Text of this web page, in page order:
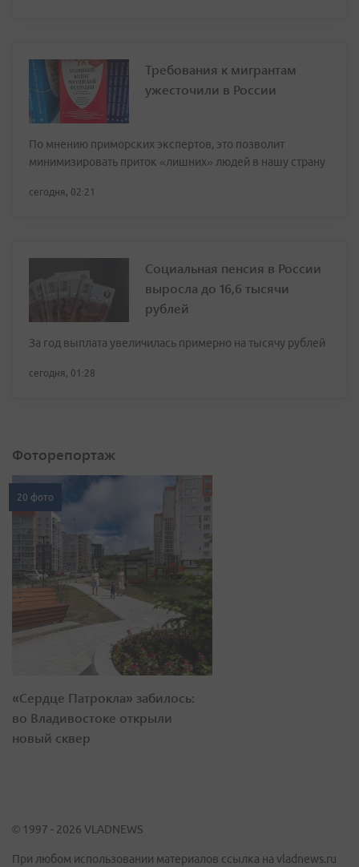
Требования к мигрантам
ужесточили в России
По мнению приморских экспертов, это позволит
минимизировать приток «лишних» людей в нашу страну
сегодня, 02:21
Социальная пенсия в России
выросла до 16,6 тысячи
рублей
За год выплата увеличилась примерно на тысячу рублей
сегодня, 01:28
Фоторепортаж
20 фото
«Сердце Патрокла» забилось:
во Владивостоке открыли
новый сквер
© 1997 - 2026 VLADNEWS
При любом использовании материалов ссылка на vladnews.ru